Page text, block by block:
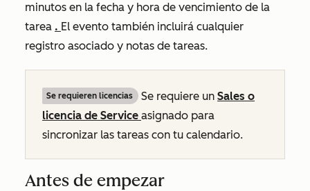
minutos en la fecha y hora de vencimiento de la
tarea . El evento también incluirá cualquier
registro asociado y notas de tareas.
Se requieren licencias Se requiere un Sales o
licencia de Service asignado para
sincronizar las tareas con tu calendario.
Antes de empezar